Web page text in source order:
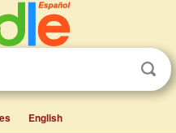
English